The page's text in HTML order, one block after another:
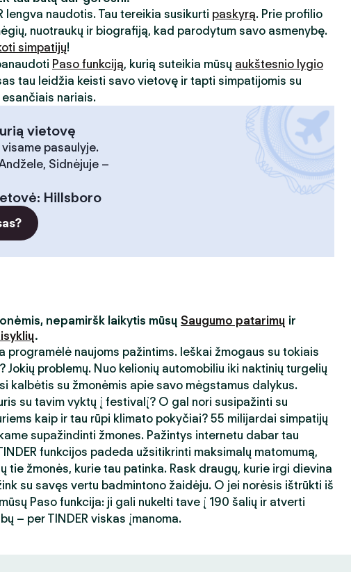
lengva naudotis. Tau tereikia susikurti paskyrą. Prie profilio
nuotraukų ir biografiją, kad parodytum savo asmenybę.
simpatijų!
Paso funkciją, kurią suteikia mūsų aukštesnio lygio
tau leidžia keisti savo vietovę ir tapti simpatijomis su
nariais.
vietovę
pasaulyje.
Sidnėjuje –
: Hillsboro
nepamiršk laikytis mūsų Saugumo patarimų ir
.
programėlė naujoms pažintims. Ieškai žmogaus su tokiais
Jokių problemų. Nuo kelionių automobiliu iki naktinių turgelių
kalbėtis su žmonėmis apie savo mėgstamus dalykus.
su tavim vyktų į festivalį? O gal nori susipažinti su
kaip ir tau rūpi klimato pokyčiai? 55 milijardai simpatijų
supažindinti žmones. Pažintys internetu dabar tau
funkcijos padeda užsitikrinti maksimalų matomumą,
tie žmonės, kurie tau patinka. Rask draugų, kurie irgi dievina
su savęs vertu badmintono žaidėju. O jei norėsis ištrūkti iš
Paso funkcija: ji gali nukelti tave į 190 šalių ir atverti
– per TINDER viskas įmanoma.